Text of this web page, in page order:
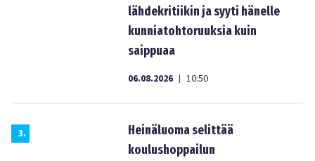
lähdekritiikin ja syyti hänelle
kunniatohtoruuksia kuin
saippuaa
06.08.2026 | 10:50
3.
Heinäluoma selittää
koulushoppailun